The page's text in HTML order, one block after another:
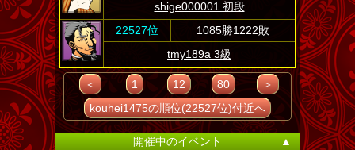
shige000001 初段
22527位
1085勝1222敗
tmy189a 3級
＜ 1 12 80
＞
kouhei1475の順位(22527位)付近へ
開催中のイベント ▲